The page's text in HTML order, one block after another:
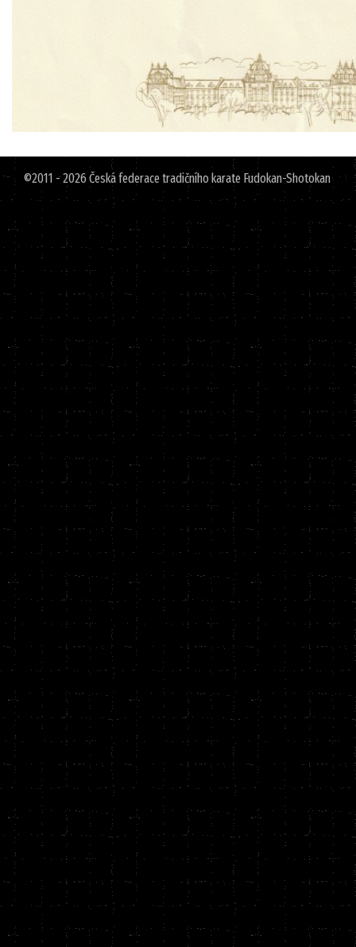
©2011 - 2026 Česká federace tradičního karate Fudokan-Shotokan